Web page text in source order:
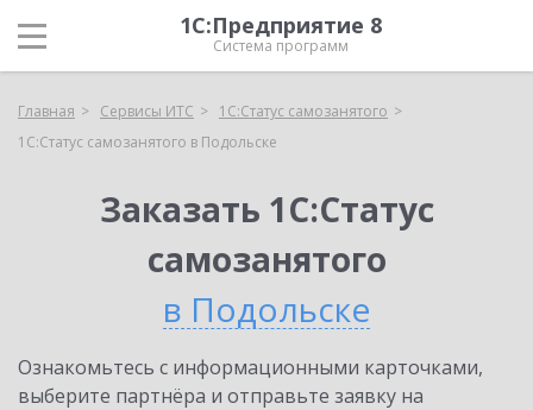
1С:Предприятие 8
Система программ
Главная Сервисы ИТС
1С:Статус самозанятого
1С:Статус самозанятого в Подольске
Заказать 1С:Статус
самозанятого
в Подольске
Ознакомьтесь с информационными карточками,
выберите партнёра и отправьте заявку на